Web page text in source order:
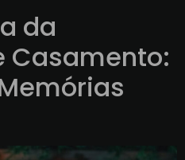
da
Casamento: